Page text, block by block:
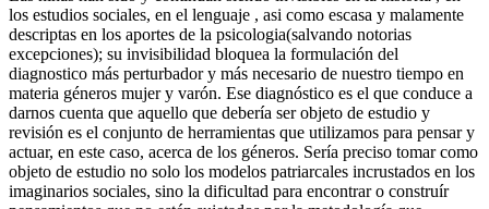
los estudios sociales, en el lenguaje , asi como escasa y malamente
descriptas en los aportes de la psicologia(salvando notorias
excepciones); su invisibilidad bloquea la formulación del
diagnostico más perturbador y más necesario de nuestro tiempo en
materia géneros mujer y varón. Ese diagnóstico es el que conduce a
darnos cuenta que aquello que debería ser objeto de estudio y
revisión es el conjunto de herramientas que utilizamos para pensar y
actuar, en este caso, acerca de los géneros. Sería preciso tomar como
objeto de estudio no solo los modelos patriarcales incrustados en los
imaginarios sociales, sino la dificultad para encontrar o construír